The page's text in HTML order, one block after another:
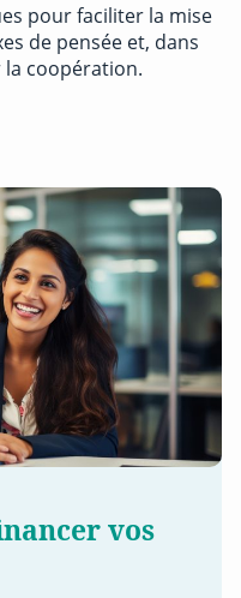
pour faciliter la mise
de pensée et, dans
la coopération.
vos